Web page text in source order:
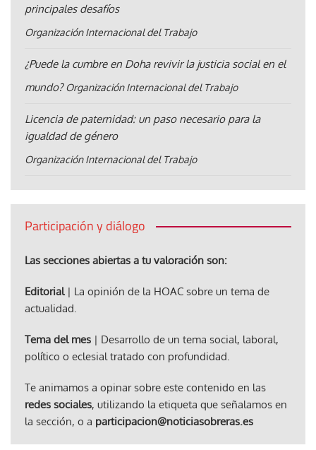
principales desafíos
Organización Internacional del Trabajo
¿Puede la cumbre en Doha revivir la justicia social en el
mundo? Organización Internacional del Trabajo
Licencia de paternidad: un paso necesario para la
igualdad de género
Organización Internacional del Trabajo
Participación y diálogo
Las secciones abiertas a tu valoración son:
Editorial| La opinión de la HOAC sobre un tema de
actualidad.
Tema del mes | Desarrollo de un tema social, laboral,
político o eclesial tratado con profundidad.
Te animamos a opinar sobre este contenido en las
redes sociales, utilizando la etiqueta que señalamos en
la sección, o a participacion@noticiasobreras.es